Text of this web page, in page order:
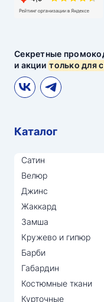
Секретные
и акциитолько для
Каталог
Сатин
Велюр
Джинс
Жаккард
Замша
Кружево и гипюр
Барби
Габардин
Костюмные ткани
Курточные